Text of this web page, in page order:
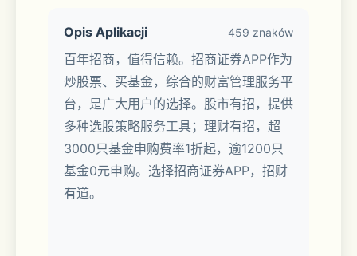
Opis Aplikacji 459 znaków
百年招商，值得信赖。招商证券APP作为
炒股票、买基金，综合的财富管理服务平
台，是广大用户的选择。股市有招，提供
多种选股策略服务工具；理财有招，超
3000只基金申购费率1折起，逾1200只
基金0元申购。选择招商证券APP，招财
有道。